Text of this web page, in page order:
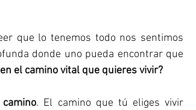
donde uno pueda encontrar que
el camino vital que quieres vivir?
camino. El camino que tú eliges vivir